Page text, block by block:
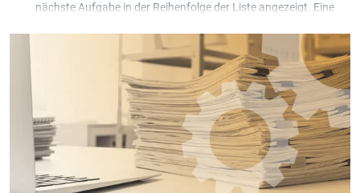
nächste Aufgabe in der Reihenfolge der Liste angezeigt. Eine
sofortige Anzeigen der Aufgabe beim Ausführen der vorherigen
Neuer Passworttyp 'Generisch' sowie Scripting Funktion
api.GetPassword um diese im Script zu verwenden.